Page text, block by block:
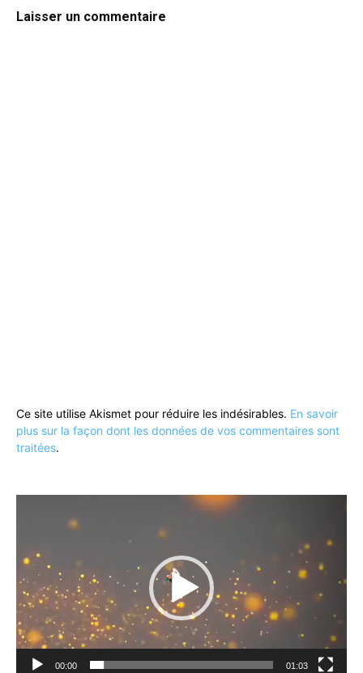
Laisser un commentaire
Ce site utilise Akismet pour réduire les indésirables. En savoir
plus sur la façon dont les données de vos commentaires sont
traitées.
00:00 01:03